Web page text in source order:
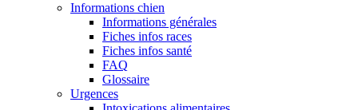
Informations chien
Informations générales
Fiches infos races
Fiches infos santé
FAQ
Glossaire
Urgences